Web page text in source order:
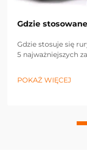
Gdzie
Gdzie stosuje się
5 najważniejszych
drenaż i rolnictwo.
swojego projektu.
POKAŻ WIĘCEJ